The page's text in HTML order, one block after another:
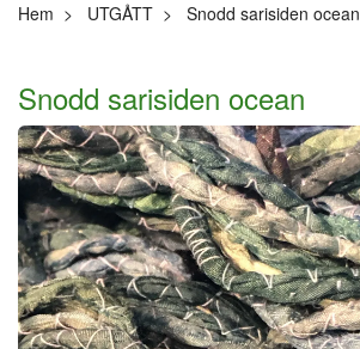
Hem UTGÅTT Snodd sarisiden ocean
Snodd sarisiden ocean